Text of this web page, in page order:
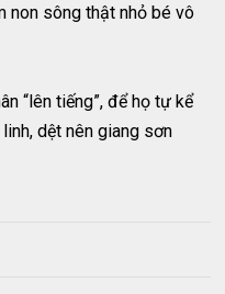
non sông thật nhỏ bé vô
“lên tiếng”, để họ tự kể
dệt nên giang sơn